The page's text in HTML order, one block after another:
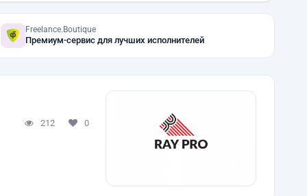
Freelance.Boutique
Премиум-сервис для лучших исполнителей
212 0